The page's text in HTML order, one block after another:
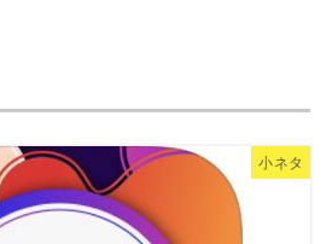
小ネタ